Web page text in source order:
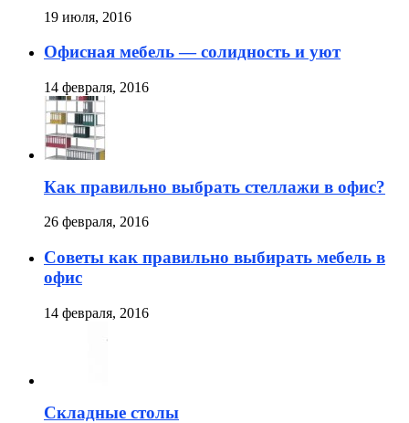
19 июля, 2016
Офисная мебель — солидность и уют
14 февраля, 2016
Как правильно выбрать стеллажи в офис?
26 февраля, 2016
Советы как правильно выбирать мебель в
офис
14 февраля, 2016
Складные столы